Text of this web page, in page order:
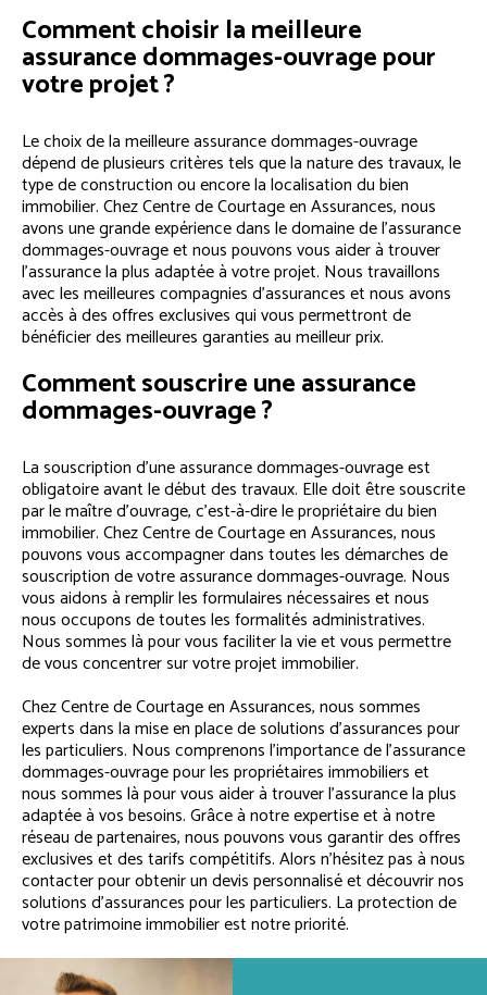
Comment choisir la meilleure
assurance dommages-ouvrage pour
votre projet ?
Le choix de la meilleure assurance dommages-ouvrage
dépend de plusieurs critères tels que la nature des travaux, le
type de construction ou encore la localisation du bien
immobilier. Chez Centre de Courtage en Assurances, nous
avons une grande expérience dans le domaine de l’assurance
dommages-ouvrage et nous pouvons vous aider à trouver
l’assurance la plus adaptée à votre projet. Nous travaillons
avec les meilleures compagnies d’assurances et nous avons
accès à des offres exclusives qui vous permettront de
bénéficier des meilleures garanties au meilleur prix.
Comment souscrire une assurance
dommages-ouvrage ?
La souscription d’une assurance dommages-ouvrage est
obligatoire avant le début des travaux. Elle doit être souscrite
par le maître d’ouvrage, c’est-à-dire le propriétaire du bien
immobilier. Chez Centre de Courtage en Assurances, nous
pouvons vous accompagner dans toutes les démarches de
souscription de votre assurance dommages-ouvrage. Nous
vous aidons à remplir les formulaires nécessaires et nous
nous occupons de toutes les formalités administratives.
Nous sommes là pour vous faciliter la vie et vous permettre
de vous concentrer sur votre projet immobilier.
Chez Centre de Courtage en Assurances, nous sommes
experts dans la mise en place de solutions d’assurances pour
les particuliers. Nous comprenons l’importance de l’assurance
dommages-ouvrage pour les propriétaires immobiliers et
nous sommes là pour vous aider à trouver l’assurance la plus
adaptée à vos besoins. Grâce à notre expertise et à notre
réseau de partenaires, nous pouvons vous garantir des offres
exclusives et des tarifs compétitifs. Alors n’hésitez pas à nous
contacter pour obtenir un devis personnalisé et découvrir nos
solutions d’assurances pour les particuliers. La protection de
votre patrimoine immobilier est notre priorité.